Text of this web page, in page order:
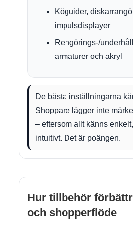
Köguider,
impulsdisplayer
Rengörings-/
armaturer och akryl
De bästa inställningarna
Shoppare lägger inte
– eftersom allt känns
intuitivt. Det är poängen.
Hur tillbehör
och shopperflöde